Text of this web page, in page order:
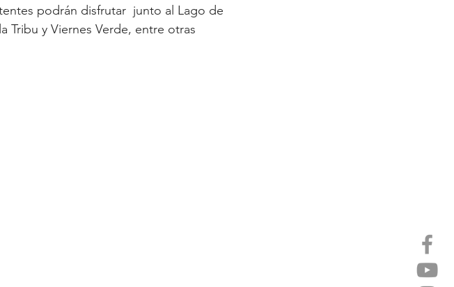
podrán disfrutar  junto al Lago de
Tribu y Viernes Verde, entre otras